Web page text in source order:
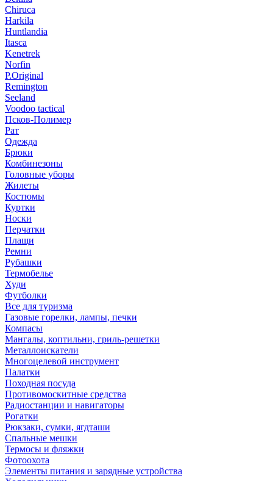
Chiruсa
Harkila
Huntlandia
Itasca
Kenetrek
Norfin
P.Original
Remington
Seeland
Voodoo tactical
Псков-Полимер
Рат
Одежда
Брюки
Комбинезоны
Головные уборы
Жилеты
Костюмы
Куртки
Носки
Перчатки
Плащи
Ремни
Рубашки
Термобелье
Худи
Футболки
Все для туризма
Газовые горелки, лампы, печки
Компасы
Мангалы, коптильни, гриль-решетки
Металлоискатели
Многоцелевой инструмент
Палатки
Походная посуда
Противомоскитные средства
Радиостанции и навигаторы
Рогатки
Рюкзаки, сумки, ягдташи
Спальные мешки
Термосы и фляжки
Фотоохота
Элементы питания и зарядные устройства